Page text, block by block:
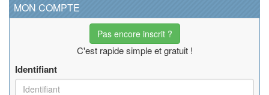
MON COMPTE
Pas encore inscrit ?
C'est rapide simple et gratuit !
Identifiant